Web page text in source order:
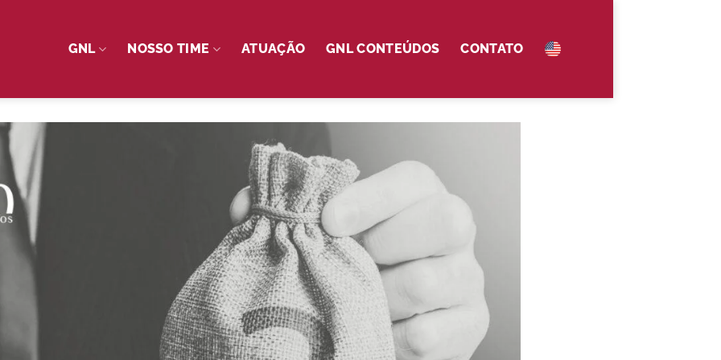
GNL NOSSO TIME ATUAÇÃO GNL CONTEÚDOS CONTATO